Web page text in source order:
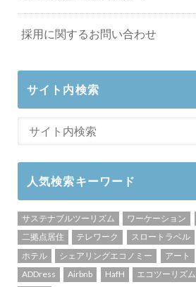
採用に関するお問い合わせ
サイト内検索
人気検索キーワード
サステナブルツーリズム ワーケーション
二拠点居住
テレワーク スロートラベル
ホテル
シェアリングエコノミー アート
ADDress
Airbnb HafH エコツーリズム